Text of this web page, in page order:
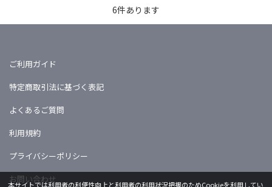
6件あります
ご利用ガイド
特定商取引法に基づく表記
よくあるご質問
利用規約
プライバシーポリシー
お問い合わせ
本サイトでは利用者の利便性向上と利用者の利用状況把握のためCookieを利用してい